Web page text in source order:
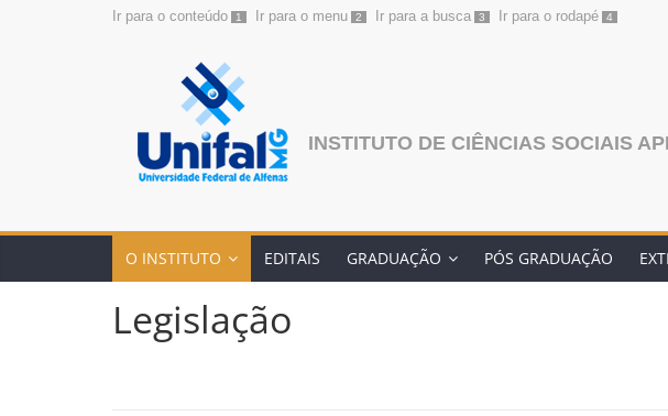
Ir para o conteúdo 1 Ir para o menu 2 Ir para a busca 3 Ir para o rodapé 4
INSTITUTO DE CIÊNCIAS SOCIAIS
O INSTITUTO EDITAIS GRADUAÇÃO PÓS GRADUAÇÃO
Legislação